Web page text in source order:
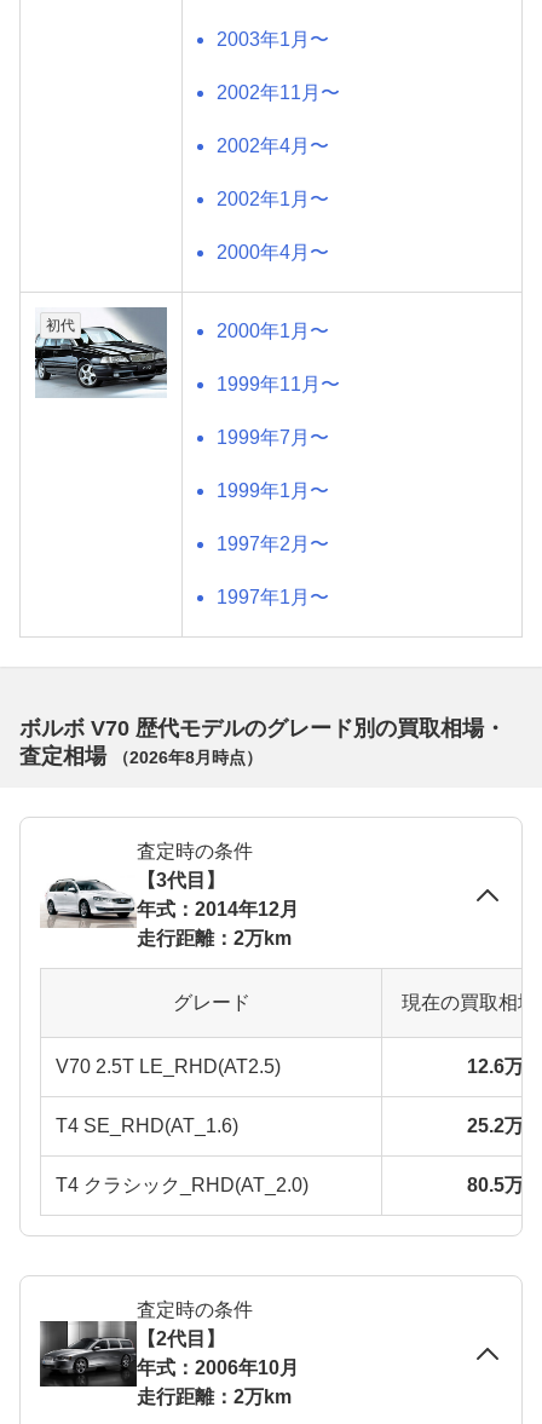
2003年1月〜
2002年11月〜
2002年4月〜
2002年1月〜
2000年4月〜
初代 2000年1月〜
1999年11月〜
1999年7月〜
1999年1月〜
1997年2月〜
1997年1月〜
ボルボ V70 歴代モデルのグレード別の買取相場・
査定相場
（2026年8月 時点）
査定時の条件
【3代目】
年式：2014年12月
走行距離：2万km
グレード 現在の買取相
V70 2.5T LE_RHD(AT2.5) 12.6万
T4 SE_RHD(AT_1.6) 25.2万
T4 クラシック_RHD(AT_2.0) 80.5万
査定時の条件
【2代目】
年式：2006年10月
走行距離：2万km